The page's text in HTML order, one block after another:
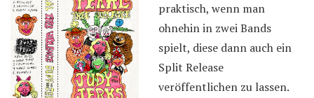
praktisch, wenn man
ohnehin in zwei Bands
spielt, diese dann auch ein
Split Release
veröffentlichen zu lassen.